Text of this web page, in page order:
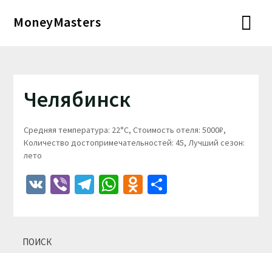
MoneyMasters
Челябинск
Средняя температура: 22°C, Стоимость отеля: 5000₽,
Количество достопримечательностей: 45, Лучший сезон:
лето
VKViberTelegram
WhatsApp
Odnoklassniki
Отправить
ПОИСК